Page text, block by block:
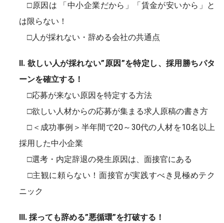
□原因は 「中小企業だから」「賃金が安いから」と
は限らない！
□人が採れない・辞める会社の共通点
Ⅱ. 欲しい人が採れない”原因”を特定し、採用勝ちパタ
ーンを確立する！
□応募が来ない原因を特定する方法
□欲しい人材からの応募が集まる求人原稿の書き方
□＜成功事例＞半年間で20～30代の人材を10名以上
採用した中小企業
□選考・内定辞退の発生原因は、面接官にある
□主観に頼らない！面接官が実践すべき見極めテク
ニック
Ⅲ. 採っても辞める”悪循環”を打破する！